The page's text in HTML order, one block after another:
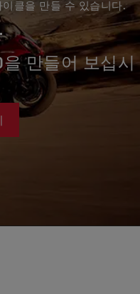
클을 만들 수 있습니다.
만들어 보십시